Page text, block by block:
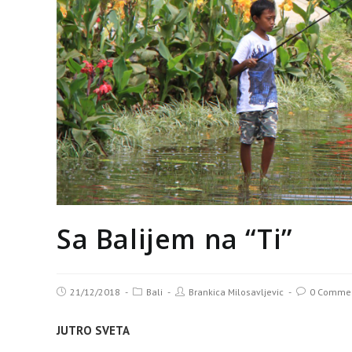
Sa Balijem na “Ti”
21/12/2018 Bali Brankica Milosavljevic 0
JUTRO SVETA